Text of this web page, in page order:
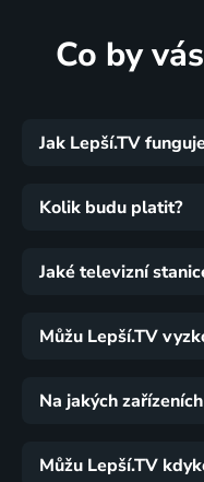
Co by
Jak Lepší.TV
Kolik budu platit?
Jaké televizní
Můžu Lepší.TV
Na jakých
Můžu Lepší.TV